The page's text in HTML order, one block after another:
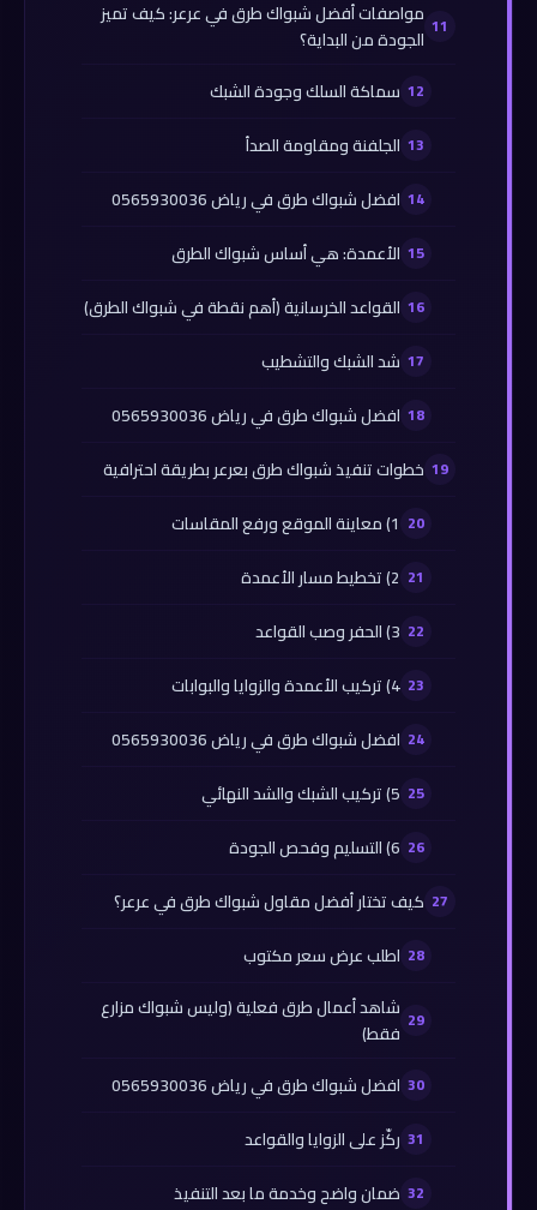
مواصفات أفضل شبواك طرق في عرعر: كيف تميز
الجودة من البداية؟
سماكة السلك وجودة الشبك
الجلفنة ومقاومة الصدأ
افضل شبواك طرق في رياض 0565930036
الأعمدة: هي أساس شبواك الطرق
القواعد الخرسانية (أهم نقطة في شبواك الطرق)
شد الشبك والتشطيب
افضل شبواك طرق في رياض 0565930036
خطوات تنفيذ شبواك طرق بعرعر بطريقة احترافية
1) معاينة الموقع ورفع المقاسات
2) تخطيط مسار الأعمدة
3) الحفر وصب القواعد
4) تركيب الأعمدة والزوايا والبوابات
افضل شبواك طرق في رياض 0565930036
5) تركيب الشبك والشد النهائي
6) التسليم وفحص الجودة
كيف تختار أفضل مقاول شبواك طرق في عرعر؟
اطلب عرض سعر مكتوب
شاهد أعمال طرق فعلية (وليس شبواك مزارع
فقط)
افضل شبواك طرق في رياض 0565930036
ركّز على الزوايا والقواعد
ضمان واضح وخدمة ما بعد التنفيذ